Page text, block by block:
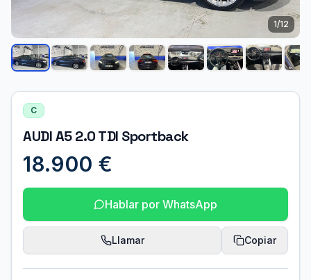
1/12
C
AUDI A5 2.0 TDI Sportback
18.900 €
Hablar por WhatsApp
Llamar Copiar